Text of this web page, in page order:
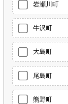
岩瀬川町
牛沢町
大島町
尾島町
熊野町